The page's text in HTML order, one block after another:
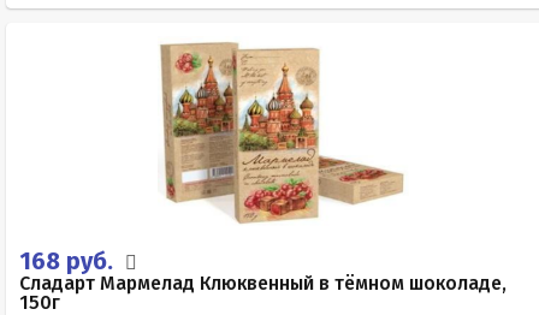
168 руб.
Сладарт Мармелад Клюквенный в тёмном шоколаде,
150г